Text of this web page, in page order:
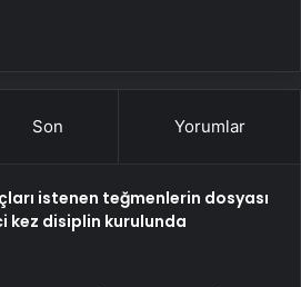
Son Yorumlar
istenen teğmenlerin dosyası
kez disiplin kurulunda